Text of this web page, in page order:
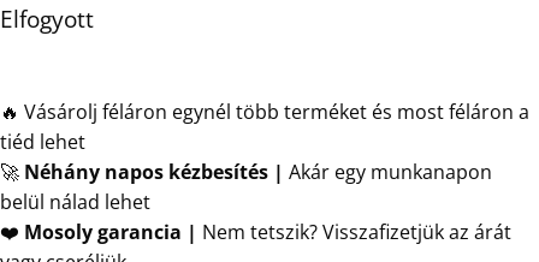
Elfogyott
🔥 Vásárolj féláron egynél több terméket és most féláron a
tiéd lehet
🚀 Néhány napos kézbesítés | Akár egy munkanapon
belül nálad lehet
❤️ Mosoly garancia | Nem tetszik? Visszafizetjük az árát